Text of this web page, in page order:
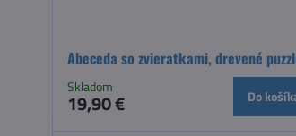
Abeceda so zvieratkami, drevené
Skladom
19,90 € Do